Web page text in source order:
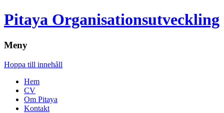
Pitaya Organisationsutveckling
Meny
Hoppa till innehåll
Hem
CV
Om Pitaya
Kontakt